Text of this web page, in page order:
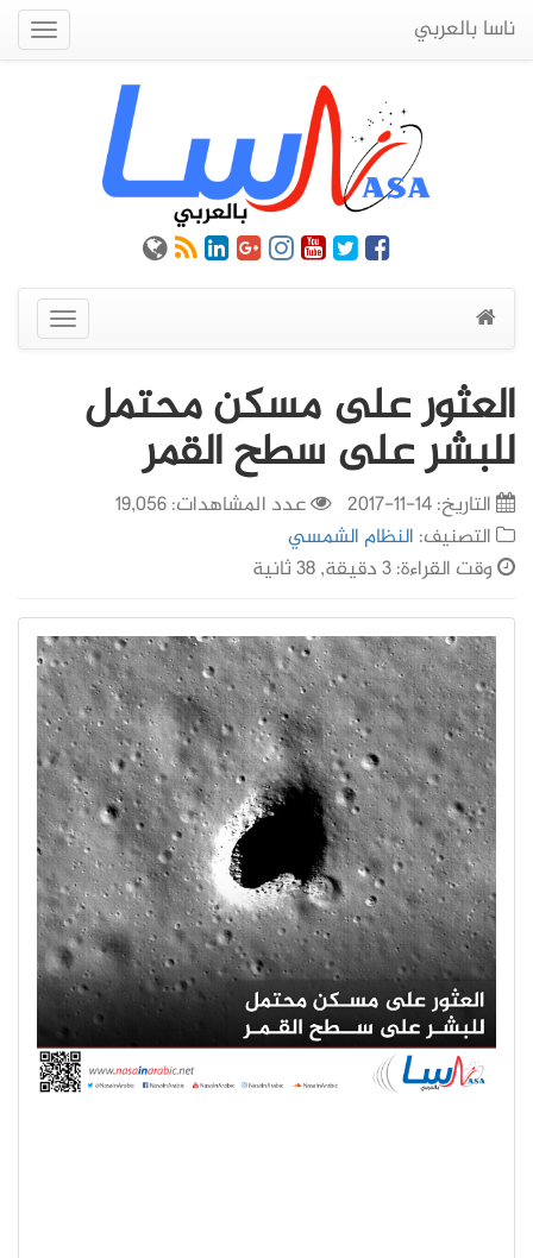
ناسا بالعربي
عرض
القائمة
العثور على مسكن محتمل
للبشر على سطح القمر
التاريخ:14-11-2017
عدد المشاهدات: 19,056
التصنيف: النظام الشمسي
وقت القراءة: 3 دقيقة, 38 ثانية